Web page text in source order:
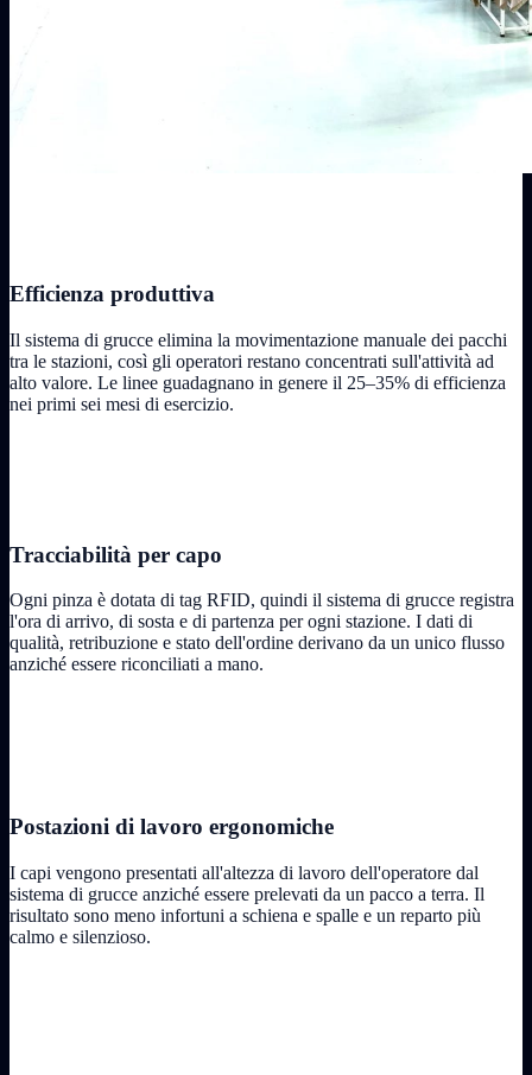
Efficienza produttiva
Il sistema di grucce elimina la movimentazione manuale dei pacchi
tra le stazioni, così gli operatori restano concentrati sull'attività ad
alto valore. Le linee guadagnano in genere il 25–35% di efficienza
nei primi sei mesi di esercizio.
Tracciabilità per capo
Ogni pinza è dotata di tag RFID, quindi il sistema di grucce registra
l'ora di arrivo, di sosta e di partenza per ogni stazione. I dati di
qualità, retribuzione e stato dell'ordine derivano da un unico flusso
anziché essere riconciliati a mano.
Postazioni di lavoro ergonomiche
I capi vengono presentati all'altezza di lavoro dell'operatore dal
sistema di grucce anziché essere prelevati da un pacco a terra. Il
risultato sono meno infortuni a schiena e spalle e un reparto più
calmo e silenzioso.